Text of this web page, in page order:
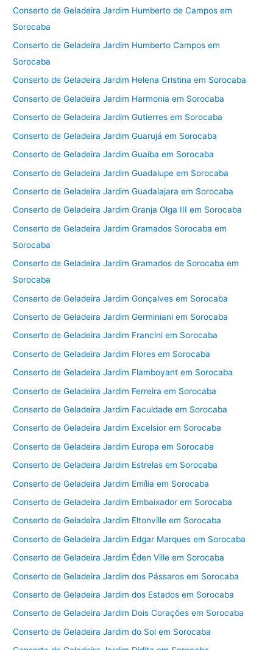
Conserto de Geladeira Jardim Humberto de Campos em
Sorocaba
Conserto de Geladeira Jardim Humberto Campos em
Sorocaba
Conserto de Geladeira Jardim Helena Cristina em Sorocaba
Conserto de Geladeira Jardim Harmonia em Sorocaba
Conserto de Geladeira Jardim Gutierres em Sorocaba
Conserto de Geladeira Jardim Guarujá em Sorocaba
Conserto de Geladeira Jardim Guaíba em Sorocaba
Conserto de Geladeira Jardim Guadalupe em Sorocaba
Conserto de Geladeira Jardim Guadalajara em Sorocaba
Conserto de Geladeira Jardim Granja Olga III em Sorocaba
Conserto de Geladeira Jardim Gramados Sorocaba em
Sorocaba
Conserto de Geladeira Jardim Gramados de Sorocaba em
Sorocaba
Conserto de Geladeira Jardim Gonçalves em Sorocaba
Conserto de Geladeira Jardim Germiniani em Sorocaba
Conserto de Geladeira Jardim Francini em Sorocaba
Conserto de Geladeira Jardim Flores em Sorocaba
Conserto de Geladeira Jardim Flamboyant em Sorocaba
Conserto de Geladeira Jardim Ferreira em Sorocaba
Conserto de Geladeira Jardim Faculdade em Sorocaba
Conserto de Geladeira Jardim Excelsior em Sorocaba
Conserto de Geladeira Jardim Europa em Sorocaba
Conserto de Geladeira Jardim Estrelas em Sorocaba
Conserto de Geladeira Jardim Emília em Sorocaba
Conserto de Geladeira Jardim Embaixador em Sorocaba
Conserto de Geladeira Jardim Eltonville em Sorocaba
Conserto de Geladeira Jardim Edgar Marques em Sorocaba
Conserto de Geladeira Jardim Éden Ville em Sorocaba
Conserto de Geladeira Jardim dos Pássaros em Sorocaba
Conserto de Geladeira Jardim dos Estados em Sorocaba
Conserto de Geladeira Jardim Dois Corações em Sorocaba
Conserto de Geladeira Jardim do Sol em Sorocaba